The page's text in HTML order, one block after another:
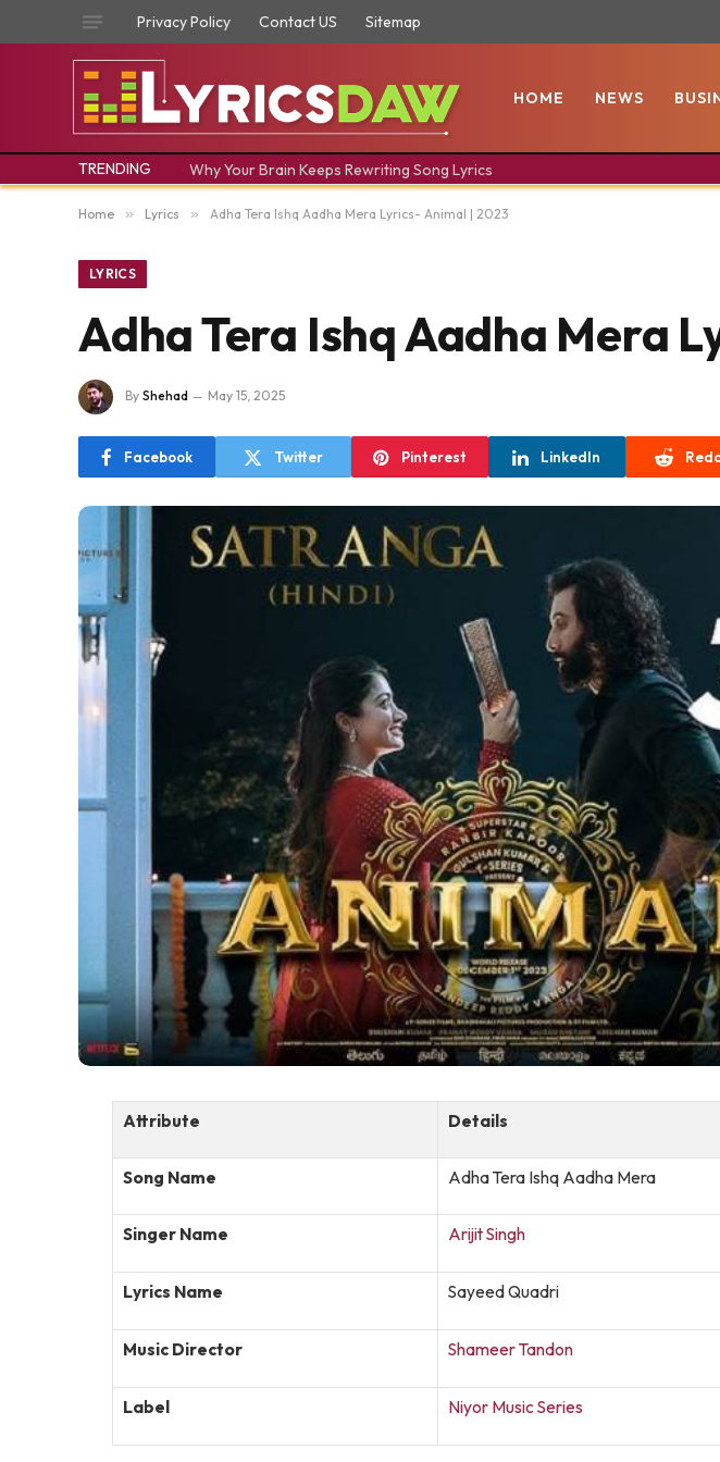
Privacy Policy Contact US Sitemap
HOME NEWS
TRENDING Why Your Brain Keeps Rewriting Song Lyrics
Home » Lyrics » Adha Tera Ishq Aadha Mera Lyrics- Animal | 2023
LYRICS
Adha Tera Ishq Aadha Mera
By Shehad May 15, 2025
Facebook Twitter Pinterest LinkedIn
Attribute Details
Song Name Adha Tera Ishq Aadha Mera
Singer Name Arijit Singh
Lyrics Name Sayeed Quadri
Music Director Shameer Tandon
Label Niyor Music Series